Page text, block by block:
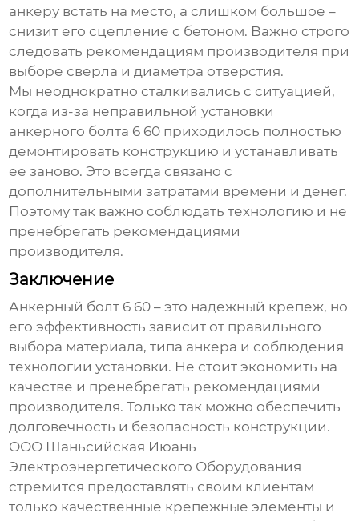
анкеру встать на место, а слишком большое –
снизит его сцепление с бетоном. Важно строго
следовать рекомендациям производителя при
выборе сверла и диаметра отверстия.
Мы неоднократно сталкивались с ситуацией,
когда из-за неправильной установки
анкерного болта 6 60 приходилось полностью
демонтировать конструкцию и устанавливать
ее заново. Это всегда связано с
дополнительными затратами времени и денег.
Поэтому так важно соблюдать технологию и не
пренебрегать рекомендациями
производителя.
Заключение
Анкерный болт 6 60 – это надежный крепеж, но
его эффективность зависит от правильного
выбора материала, типа анкера и соблюдения
технологии установки. Не стоит экономить на
качестве и пренебрегать рекомендациями
производителя. Только так можно обеспечить
долговечность и безопасность конструкции.
ООО Шаньсийская Июань
Электроэнергетического Оборудования
стремится предоставлять своим клиентам
только качественные крепежные элементы и